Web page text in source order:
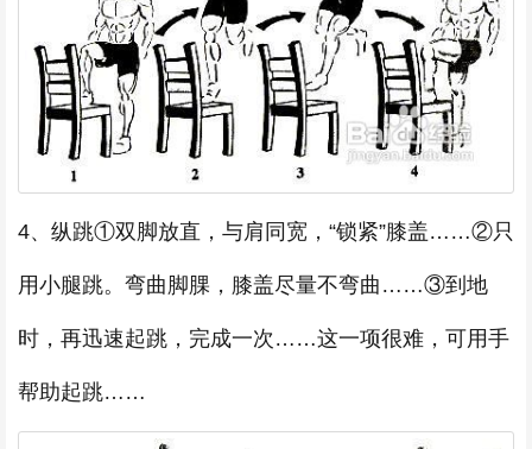
4、纵跳①双脚放直，与肩同宽，“锁紧”膝盖……②只
用小腿跳。弯曲脚腂，膝盖尽量不弯曲……③到地
时，再迅速起跳，完成一次……这一项很难，可用手
帮助起跳……